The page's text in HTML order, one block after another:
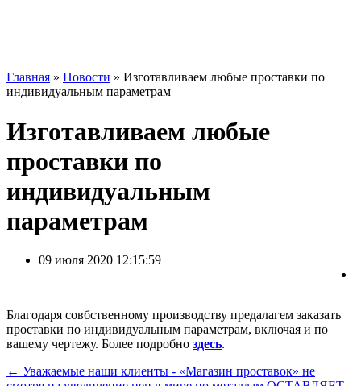
Главная » Новости » Изготавливаем любые проставки по
индивидуальным параметрам
Изготавливаем любые
проставки по
индивидуальным
параметрам
09 июля 2020 12:15:59
Благодаря совбственному производству предалагем заказать
проставки по индивидуальным параметрам, включая и по
вашему чертежу. Более подробно здесь.
← Уважаемые наши клиенты - «Магазин проставок» не